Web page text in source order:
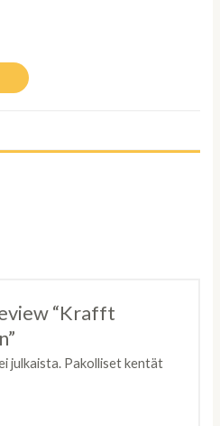
“Krafft
julkaista. Pakolliset kentät